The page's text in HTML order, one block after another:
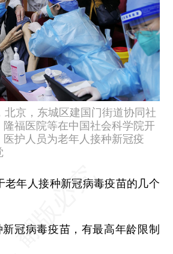
京，东城区建国门街道协同社
福医院等在中国社会科学院开
护人员为老年人接种新冠疫
年人接种新冠病毒疫苗的几个
新冠病毒疫苗，有最高年龄限制